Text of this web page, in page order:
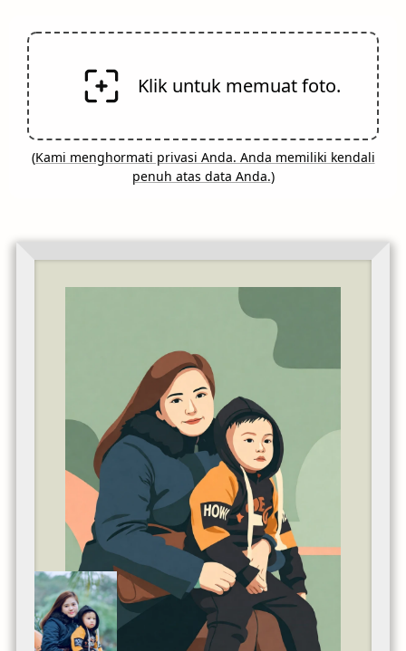
Klik untuk memuat foto.
(Kami menghormati privasi Anda. Anda memiliki kendali
penuh atas data Anda.)